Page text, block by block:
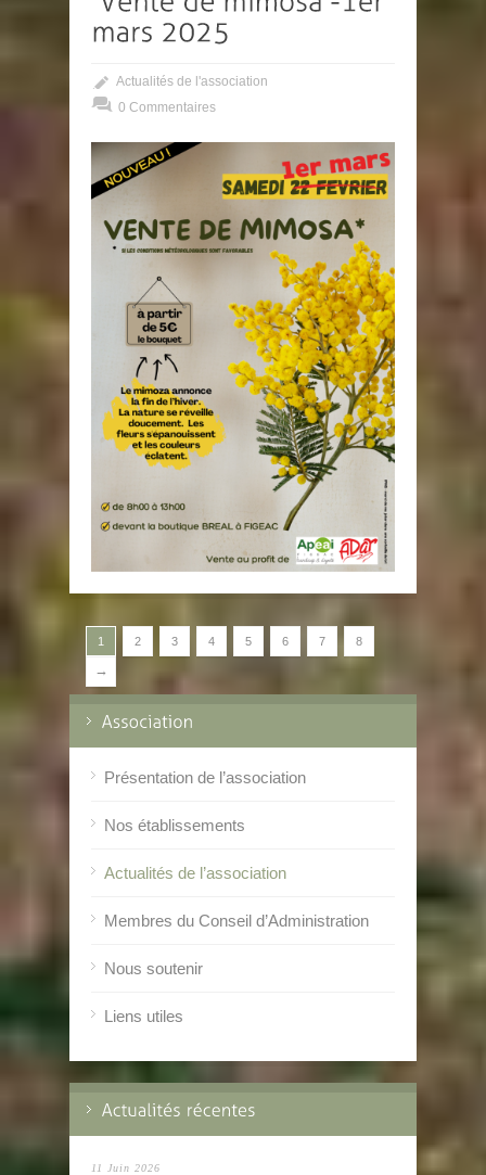
Actualités de l'association
0 Commentaires
1 2 3 4 5 6 7 8
→
Présentation de l’association
Nos établissements
Actualités de l’association
Membres du Conseil d’Administration
Nous soutenir
Liens utiles
11 Juin 2026